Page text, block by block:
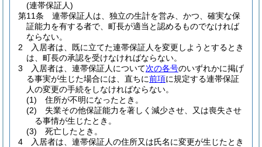
(連帯保証人)
第11条
連帯保証人は、独立の生計を営み、かつ、確実な保
証能力を有する者で、町長が適当と認めるものでなければ
ならない。
2
入居者は、既に立てた連帯保証人を変更しようとするとき
は、町長の承認を受けなければならない。
3
入居者は、連帯保証人について次の各号のいずれかに掲げ
る事実が生じた場合には、直ちに前項に規定する連帯保証
人の変更の手続をしなければならない。
(1)
住所が不明になったとき。
(2)
失業その他保証能力を著しく減少させ、又は喪失させ
る事情が生じたとき。
(3)
死亡したとき。
4
入居者は、連帯保証人の住所又は氏名に変更が生じたとき